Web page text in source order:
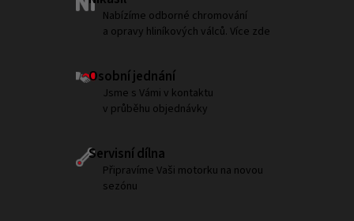
Nabízíme odborné chromování
a opravy hliníkových válců. Více zde
Osobní jednání
Jsme s Vámi v kontaktu
v průběhu objednávky
Servisní dílna
Připravíme Vaši motorku na novou
sezónu